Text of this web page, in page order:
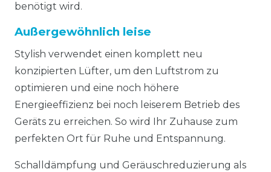
benötigt wird.
Außergewöhnlich leise
Stylish verwendet einen komplett neu
konzipierten Lüfter, um den Luftstrom zu
optimieren und eine noch höhere
Energieeffizienz bei noch leiserem Betrieb des
Geräts zu erreichen. So wird Ihr Zuhause zum
perfekten Ort für Ruhe und Entspannung.
Schalldämpfung und Geräuschreduzierung als